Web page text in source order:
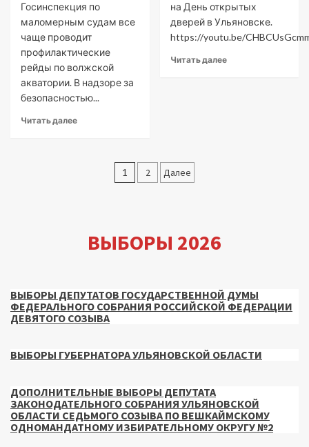
Госинспекция по
маломерным судам все
чаще проводит
профилактические
рейды по волжской
акватории. В надзоре за
безопасностью...
Читать далее
на День открытых
дверей в Ульяновске.
https://youtu.be/
Читать далее
Пагинация
1 2 Далее
ВЫБОРЫ 2026
ВЫБОРЫ ДЕПУТАТОВ ГОСУДАРСТВЕННОЙ ДУМЫ
ФЕДЕРАЛЬНОГО СОБРАНИЯ РОССИЙСКОЙ ФЕДЕРАЦИИ
ДЕВЯТОГО СОЗЫВА
ВЫБОРЫ ГУБЕРНАТОРА УЛЬЯНОВСКОЙ ОБЛАСТИ
ДОПОЛНИТЕЛЬНЫЕ ВЫБОРЫ ДЕПУТАТА
ЗАКОНОДАТЕЛЬНОГО СОБРАНИЯ УЛЬЯНОВСКОЙ
ОБЛАСТИ СЕДЬМОГО СОЗЫВА ПО ВЕШКАЙМСКОМУ
ОДНОМАНДАТНОМУ ИЗБИРАТЕЛЬНОМУ ОКРУГУ №2